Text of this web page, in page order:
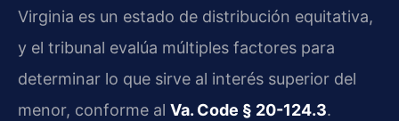
Virginia es un estado de distribución equitativa,
y el tribunal evalúa múltiples factores para
determinar lo que sirve al interés superior del
menor, conforme al Va. Code § 20-124.3.